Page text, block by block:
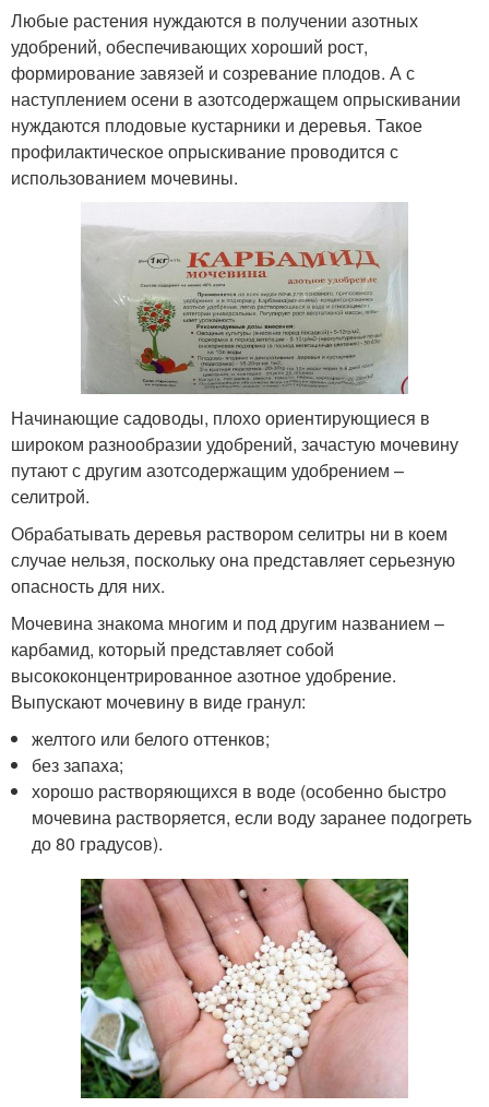
Любые растения нуждаются в получении азотных
удобрений, обеспечивающих хороший рост,
формирование завязей и созревание плодов. А с
наступлением осени в азотсодержащем опрыскивании
нуждаются плодовые кустарники и деревья. Такое
профилактическое опрыскивание проводится с
использованием мочевины.
Начинающие садоводы, плохо ориентирующиеся в
широком разнообразии удобрений, зачастую мочевину
путают с другим азотсодержащим удобрением –
селитрой.
Обрабатывать деревья раствором селитры ни в коем
случае нельзя, поскольку она представляет серьезную
опасность для них.
Мочевина знакома многим и под другим названием –
карбамид, который представляет собой
высококонцентрированное азотное удобрение.
Выпускают мочевину в виде гранул:
желтого или белого оттенков;
без запаха;
хорошо растворяющихся в воде (особенно быстро
мочевина растворяется, если воду заранее подогреть
до 80 градусов).